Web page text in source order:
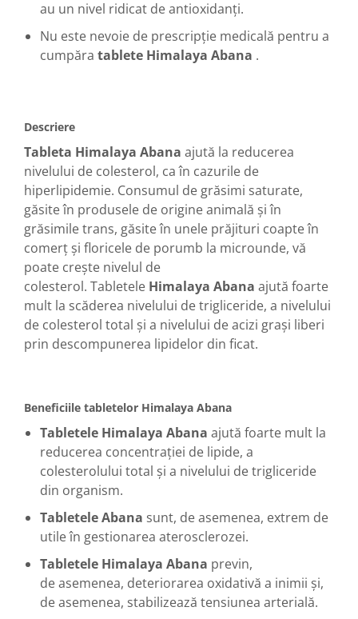
au un nivel ridicat de antioxidanți.
Nu este nevoie de prescripție medicală pentru a
cumpăra tablete Himalaya Abana .
Descriere
Tableta Himalaya Abana ajută la reducerea
nivelului de colesterol, ca în cazurile de
hiperlipidemie. Consumul de grăsimi saturate,
găsite în produsele de origine animală și în
grăsimile trans, găsite în unele prăjituri coapte în
comerț și floricele de porumb la microunde, vă
poate crește nivelul de
colesterol. Tabletele Himalaya Abana ajută foarte
mult la scăderea nivelului de trigliceride, a nivelului
de colesterol total și a nivelului de acizi grași liberi
prin descompunerea lipidelor din ficat.
Beneficiile tabletelor Himalaya Abana
Tabletele Himalaya Abana ajută foarte mult la
reducerea concentrației de lipide, a
colesterolului total și a nivelului de trigliceride
din organism.
Tabletele Abana sunt, deasemenea, extrem de
utile în gestionarea aterosclerozei.
Tabletele Himalaya Abana previn,
deasemenea, deteriorarea oxidativă a inimii și,
de asemenea, stabilizează tensiunea arterială.